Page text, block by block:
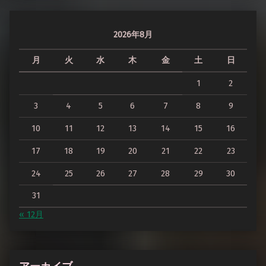
2026年8月
月 火 水 木 金 土 日
1 2
3 4 5 6 7 8 9
10 11 12 13 14 15 16
17 18 19 20 21 22 23
24 25 26 27 28 29 30
31
« 12月